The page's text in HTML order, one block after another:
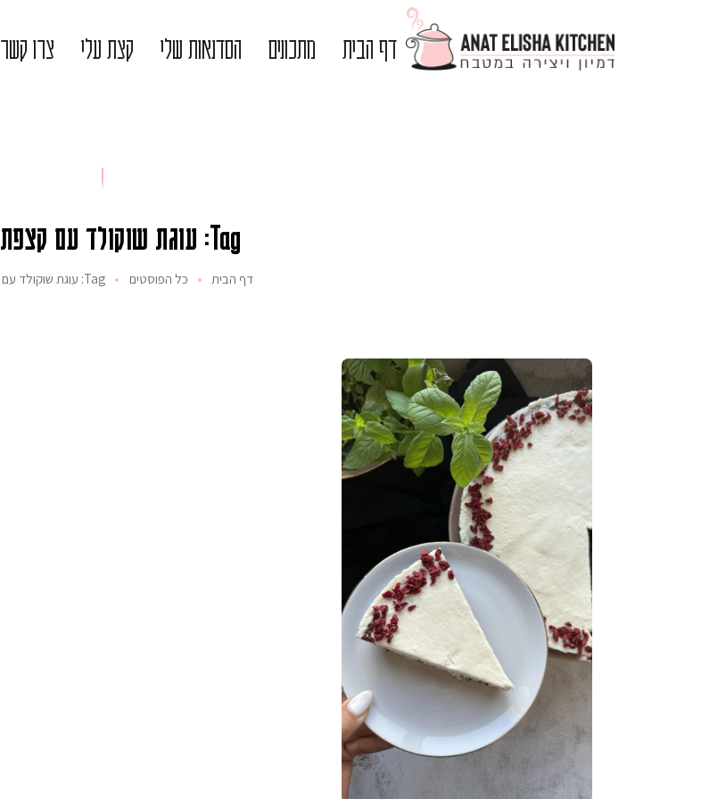
דף הבית מתכונים הסדנאות שלי קצת עלי צרו קשר
Tag: עוגת שוקולד עם קצפת וניל
דף הבית כל הפוסטים Tag: עוגת שוקולד עם קצפת וניל